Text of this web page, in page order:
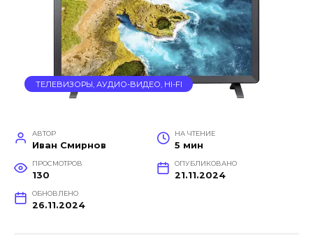
ТЕЛЕВИЗОРЫ, АУДИО-ВИДЕО, HI-FI
АВТОР
Иван Смирнов
НА ЧТЕНИЕ
5 мин
ПРОСМОТРОВ
130
ОПУБЛИКОВАНО
21.11.2024
ОБНОВЛЕНО
26.11.2024